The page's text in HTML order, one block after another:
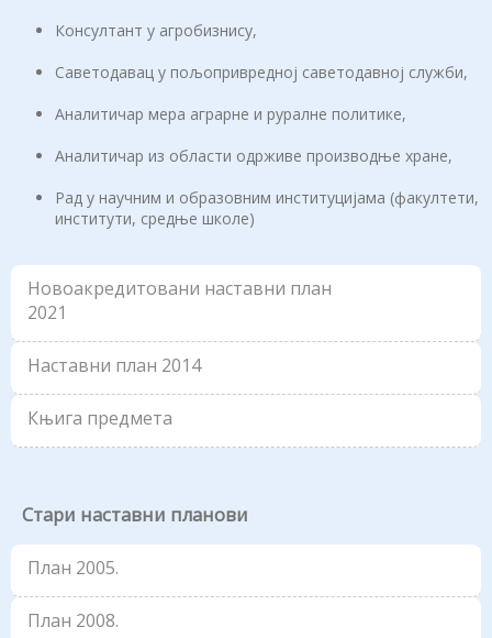
Консултант у агробизнису,
Саветодавац у пољопривредној саветодавној служби,
Аналитичар мера аграрне и руралне политике,
Аналитичар из области одрживе производње хране,
Рад у научним и образовним институцијама (факултети,
институти, средње школе)
Новоакредитовани наставни план
2021
Наставни план 2014
Књига предмета
Стари наставни планови
План 2005.
План 2008.